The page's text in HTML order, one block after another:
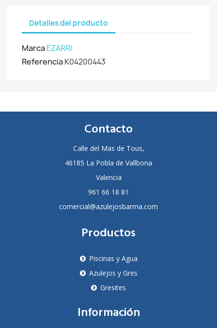
Detalles del producto
MarcaEZARRI
ReferenciaK04200443
Contacto
Calle del Mas de Tous,
46185 La Pobla de Vallbona
Valencia
961 66 18 81
comercial@azulejosbarma.com
Productos
Piscinas y Agua
Azulejos y Gres
Gresites
Información